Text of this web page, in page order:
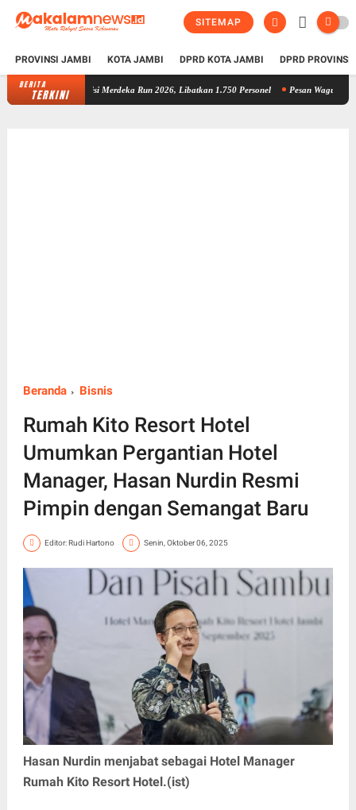
SITEMAP
PROVINSI JAMBI KOTA JAMBI DPRD KOTA JAMBI DPRD
BERITA
TERKINI Gelar TFG, Polda Jambi Matangkan Pengamanan Presisi Merdeka
Beranda Bisnis
Rumah Kito Resort Hotel
Umumkan Pergantian Hotel
Manager, Hasan Nurdin Resmi
Pimpin dengan Semangat Baru
Editor: Rudi Hartono Senin, Oktober 06, 2025
Hasan Nurdin menjabat sebagai Hotel Manager
Rumah Kito Resort Hotel.(ist)